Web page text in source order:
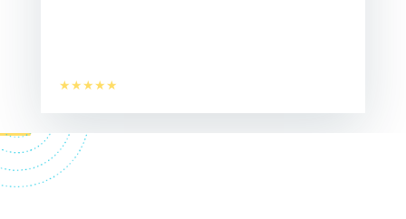
★★★★★